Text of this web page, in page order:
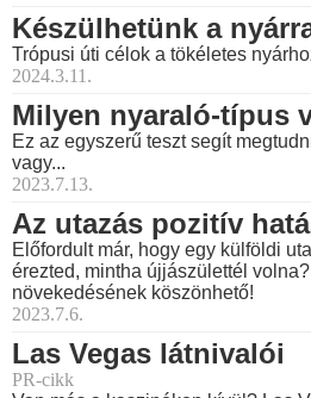
Készülhetünk a
Trópusi úti célok a tökéletes
2024.3.11.
Milyen nyaraló-típus
Ez az egyszerű teszt segít
vagy...
2023.7.13.
Az utazás pozitív
Előfordult már, hogy egy külföldi
érezted, mintha újjászülettél
növekedésének köszönhető!
2023.7.6.
Las Vegas látnivalói
PR-cikk